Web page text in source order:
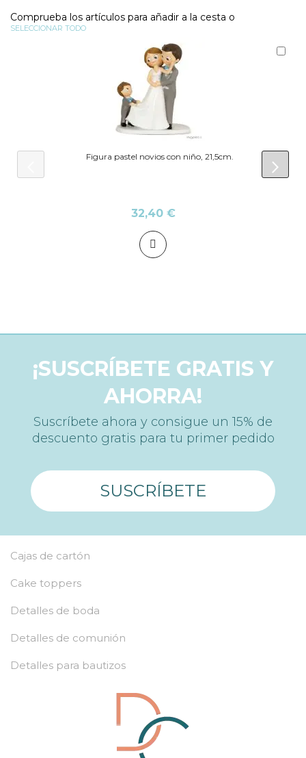
Comprueba los artículos para añadir a la cesta o
SELECCIONAR TODO
Figura pastel novios con niño, 21,5cm.
32,40 €
¡SUSCRÍBETE GRATIS Y
AHORRA!
Suscríbete ahora y consigue un 15% de
descuento gratis para tu primer pedido
SUSCRÍBETE
Cajas de cartón
Cake toppers
Detalles de boda
Detalles de comunión
Detalles para bautizos